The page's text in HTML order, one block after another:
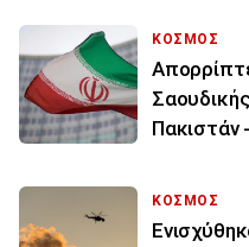
ΚΟΣΜΟΣ
Πακιστάν
ΚΟΣΜΟΣ